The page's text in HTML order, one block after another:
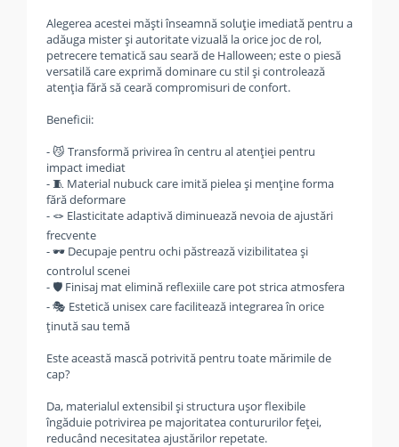
Alegerea acestei măști înseamnă soluție imediată pentru a
adăuga mister și autoritate vizuală la orice joc de rol,
petrecere tematică sau seară de Halloween; este o piesă
versatilă care exprimă dominare cu stil și controlează
atenția fără să ceară compromisuri de confort.
Beneficii:
- 😼 Transformă privirea în centru al atenției pentru
impact imediat
- 🧵 Material nubuck care imită pielea și menține forma
fără deformare
- 🪢 Elasticitate adaptivă diminuează nevoia de ajustări
frecvente
- 🕶️ Decupaje pentru ochi păstrează vizibilitatea și
controlul scenei
- 🛡️ Finisaj mat elimină reflexiile care pot strica atmosfera
- 🎭 Estetică unisex care facilitează integrarea în orice
ținută sau temă
Este această mască potrivită pentru toate mărimile de
cap?
Da, materialul extensibil și structura ușor flexibile
îngăduie potrivirea pe majoritatea contururilor feței,
reducând necesitatea ajustărilor repetate.